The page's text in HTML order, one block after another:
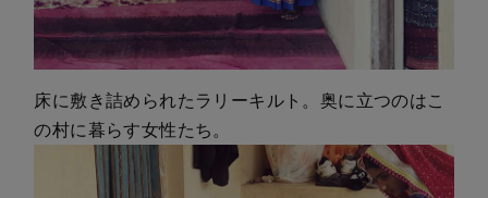
床に敷き詰められたラリーキルト。奥に立つのはこ
の村に暮らす女性たち。